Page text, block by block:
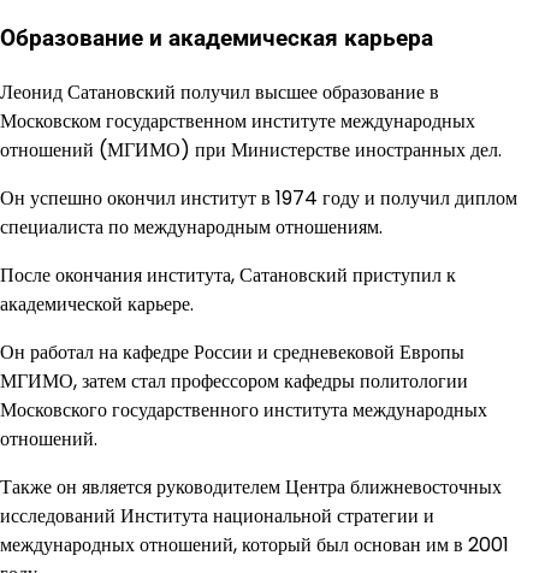
Образование и академическая карьера
Леонид Сатановский получил высшее образование в
Московском государственном институте международных
отношений (МГИМО) при Министерстве иностранных дел.
Он успешно окончил институт в 1974 году и получил диплом
специалиста по международным отношениям.
После окончания института, Сатановский приступил к
академической карьере.
Он работал на кафедре России и средневековой Европы
МГИМО, затем стал профессором кафедры политологии
Московского государственного института международных
отношений.
Также он является руководителем Центра ближневосточных
исследований Института национальной стратегии и
международных отношений, который был основан им в 2001